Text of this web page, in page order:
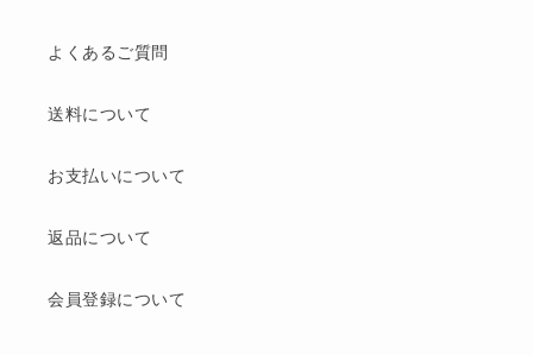
よくあるご質問
送料について
お支払いについて
返品について
会員登録について